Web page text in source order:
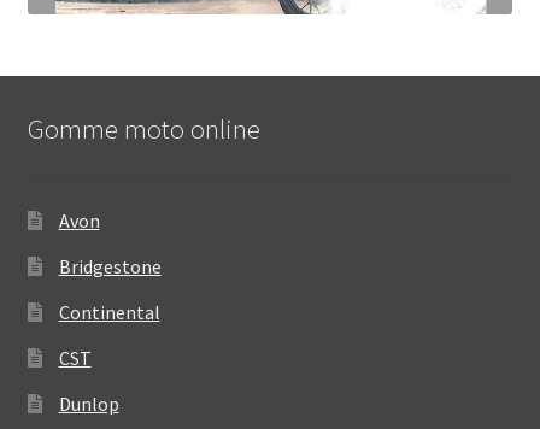
Gomme moto online
Avon
Bridgestone
Continental
CST
Dunlop